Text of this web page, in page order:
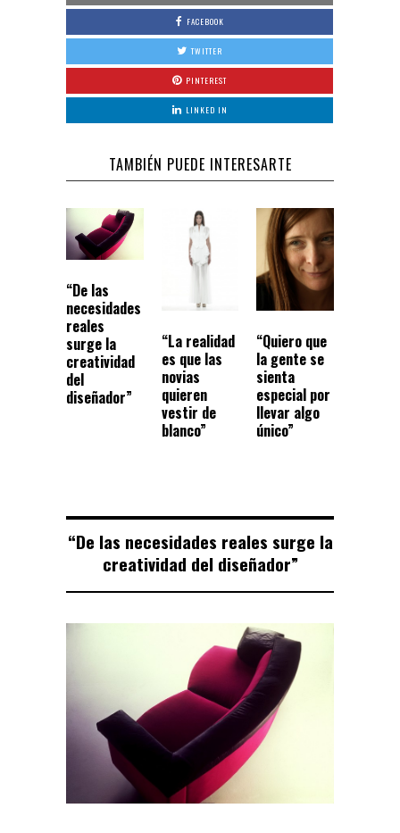
FACEBOOK
TWITTER
PINTEREST
LINKED IN
TAMBIÉN PUEDE INTERESARTE
“De las
necesidades
reales
surge la
creatividad
del
diseñador”
“La realidad
es que las
novias
quieren
vestir de
blanco”
“Quiero que
la gente se
sienta
especial por
llevar algo
único”
“De las necesidades reales surge la
creatividad del diseñador”